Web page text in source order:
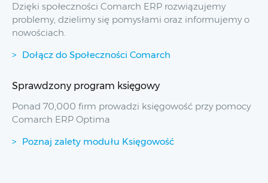
Dzięki społeczności Comarch ERP rozwiązujemy
problemy, dzielimy się pomysłami oraz informujemy o
nowościach.
Dołącz do Społeczności Comarch
Sprawdzony program księgowy
Ponad 70,000 firm prowadzi księgowość przy pomocy
Comarch ERP Optima
Poznaj zalety modułu Księgowość